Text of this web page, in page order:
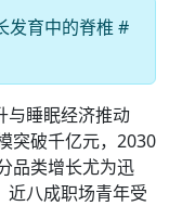
发育中的脊椎 #
睡眠经济推动
突破千亿元，2030
品类增长尤为迅
近八成职场青年受